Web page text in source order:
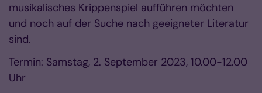
musikalisches Krippenspiel aufführen möchten
und noch auf der Suche nach geeigneter Literatur
sind.
Termin: Samstag, 2. September 2023, 10.00-12.00
Uhr